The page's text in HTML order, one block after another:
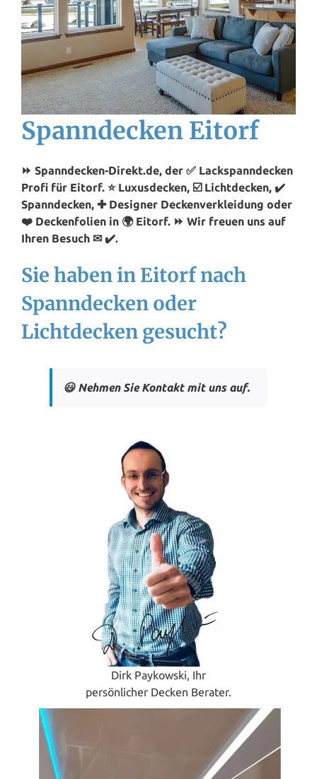
Spanndecken Eitorf
⏩ Spanndecken-Direkt.de, der ✅ Lackspanndecken
Profi für Eitorf. ⭐ Luxusdecken, ☑️ Lichtdecken, ✔️
Spanndecken, ✚ Designer Deckenverkleidung oder
❤️ Deckenfolien in 🌍 Eitorf. ⏩ Wir freuen uns auf
Ihren Besuch ✉ ✔️.
Sie haben in Eitorf nach
Spanndecken oder
Lichtdecken gesucht?
😃 Nehmen Sie Kontakt mit uns auf.
Dirk Paykowski, Ihr
persönlicher Decken Berater.